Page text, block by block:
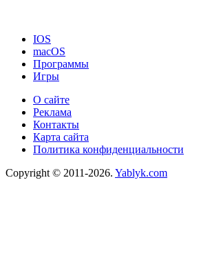
IOS
macOS
Программы
Игры
О сайте
Реклама
Контакты
Карта сайта
Политика конфиденциальности
Copyright © 2011-2026. Yablyk.сom